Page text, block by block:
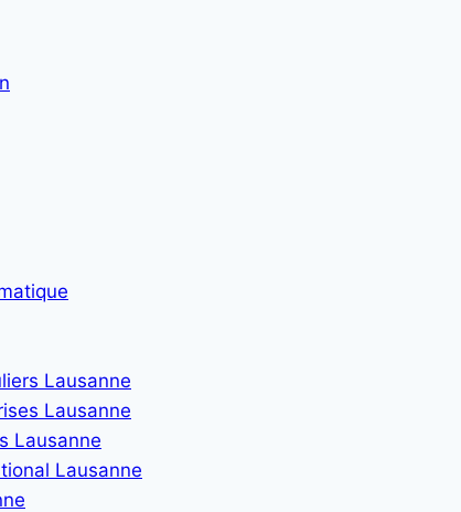
Lausanne
Lausanne
Lausanne
Lausanne